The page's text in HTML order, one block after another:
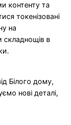
контенту та
токенізовані
на
складнощів в
Білого дому,
нові деталі,